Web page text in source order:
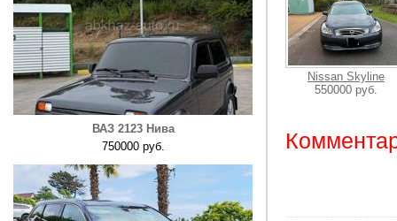
ВАЗ 2123 Нива
750000 руб.
Nissan Skyline
550000 руб.